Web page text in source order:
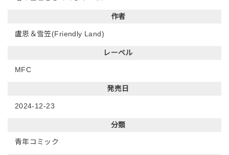
作者
盧恩＆雪笠(Friendly Land)
レーベル
MFC
発売日
2024-12-23
分類
青年コミック